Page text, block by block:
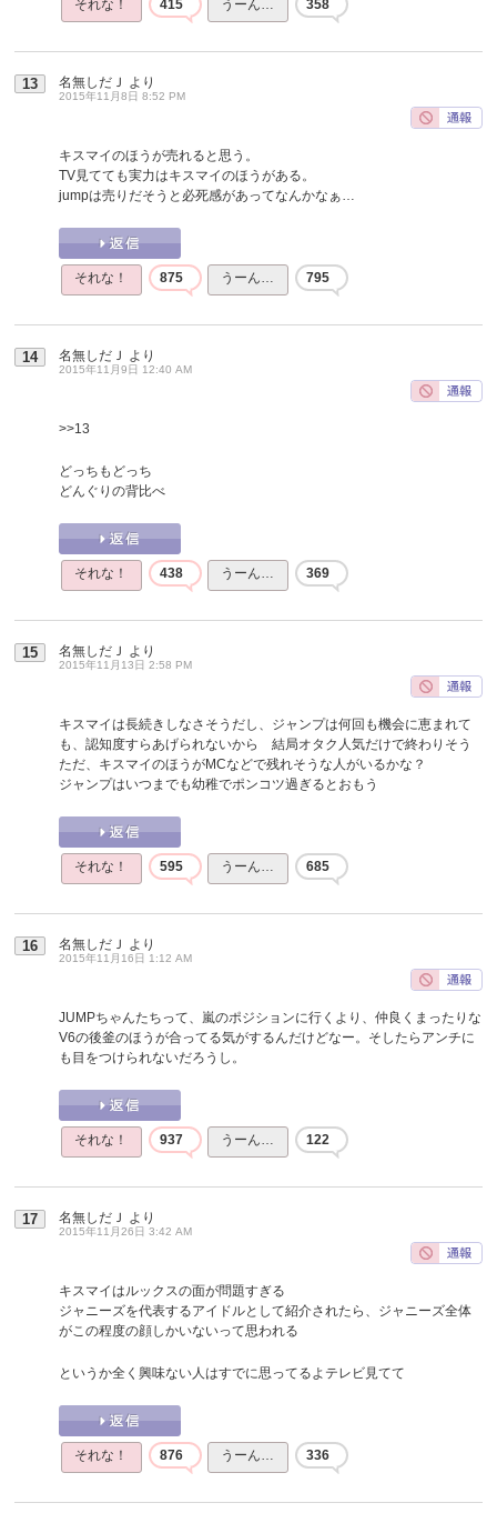
それな！ 415 うーん… 358
13 名無しだＪ より
2015年11月8日 8:52 PM
キスマイのほうが売れると思う。
TV見てても実力はキスマイのほうがある。
jumpは売りだそうと必死感があってなんかなぁ…
それな！ 875 うーん… 795
14 名無しだＪ より
2015年11月9日 12:40 AM
>>13
どっちもどっち
どんぐりの背比べ
それな！ 438 うーん… 369
15 名無しだＪ より
2015年11月13日 2:58 PM
キスマイは長続きしなさそうだし、ジャンプは何回も機会に恵まれて
も、認知度すらあげられないから 結局オタク人気だけで終わりそう
ただ、キスマイのほうがMCなどで残れそうな人がいるかな？
ジャンプはいつまでも幼稚でポンコツ過ぎるとおもう
それな！ 595 うーん… 685
16 名無しだＪ より
2015年11月16日 1:12 AM
JUMPちゃんたちって、嵐のポジションに行くより、仲良くまったりな
V6の後釜のほうが合ってる気がするんだけどなー。そしたらアンチに
も目をつけられないだろうし。
それな！ 937 うーん… 122
17 名無しだＪ より
2015年11月26日 3:42 AM
キスマイはルックスの面が問題すぎる
ジャニーズを代表するアイドルとして紹介されたら、ジャニーズ全体
がこの程度の顔しかいないって思われる
というか全く興味ない人はすでに思ってるよテレビ見てて
それな！ 876 うーん… 336